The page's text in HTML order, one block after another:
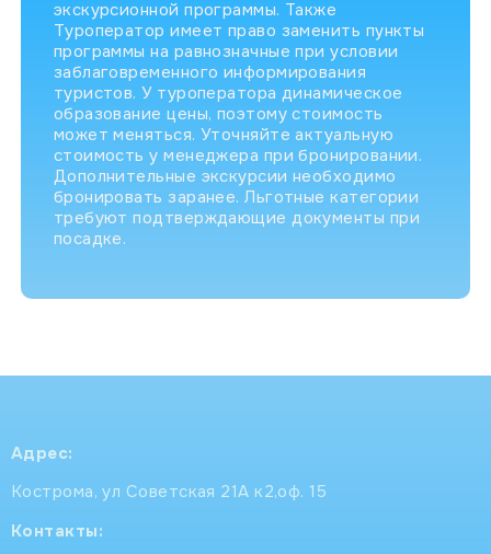
экскурсионной программы. Также
Туроператор имеет право заменить пункты
программы на равнозначные при условии
заблаговременного информирования
туристов. У туроператора динамическое
образование цены, поэтому стоимость
может меняться. Уточняйте актуальную
стоимость у менеджера при бронировании.
Дополнительные экскурсии необходимо
бронировать заранее. Льготные категории
требуют подтверждающие документы при
посадке.
Адрес:
Кострома, ул Советская 21А к2,оф. 15
Контакты: